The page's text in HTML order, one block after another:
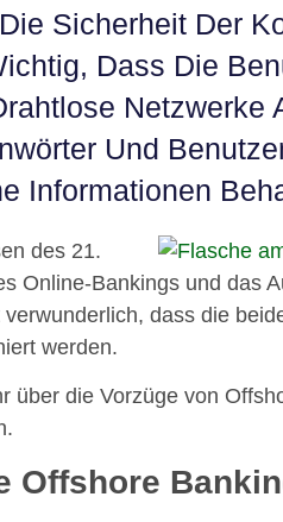
Sicherheit Der
Dass Die
Netzwerke
Und
Informationen
des 21.
Online-Bankings und das
dass die
werden.
über die Vorzüge von
Offshore